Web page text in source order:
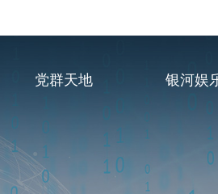
党群天地 银河娱